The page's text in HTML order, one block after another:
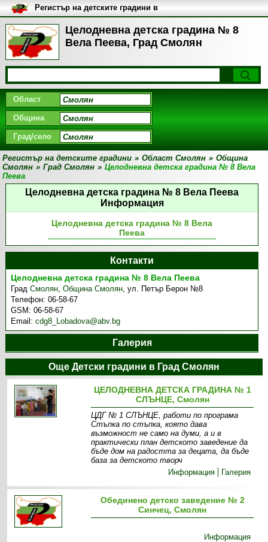
Целодневна детска градина № 8
Вела Пеева, Град Смолян
Регистър на детските градини в
България
Област
Община
Град/село
Регистър на детските градини » Област Смолян » Община
Смолян » Град Смолян » Целодневна детска градина № 8 Вела
Пеева
Целодневна детска градина № 8 Вела Пеева
Информация
Целодневна детска градина № 8 Вела
Пеева
Контакти
Целодневна детска градина № 8 Вела Пеева
ГрадСмолян,Община Смолян,ул. Петър Берон №8
Телефон:06-58-67
GSM:06-58-67
Email:cdg8_Lobadova@abv.bg
Галерия
Още Детски градини в Град Смолян
ЦЕЛОДНЕВНА ДЕТСКА ГРАДИНА № 1
СЛЪНЦЕ, Смолян
ЦДГ № 1 СЛЪНЦЕ , работи по програма
Стъпка по стъпка, която дава
възможност не само на думи, а и в
практически план детското заведение да
бъде дом на радостта за децата, да бъде
база за детското творч
Информация
Галерия
Обединено детско заведение № 2
Синчец, Смолян
Информация